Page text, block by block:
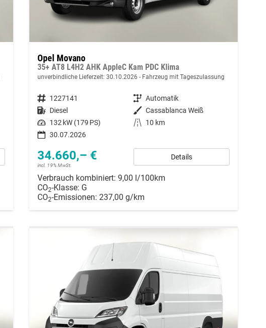
Opel Movano
35+ AT8 L4H2 AHK AppleC Kam PDC Klima
unverbindliche Lieferzeit: 30.10.2026 Fahrzeug mit Tageszulassung
Fahrzeugnummer 1227141 Getriebe Automatik
Kraftstoff Diesel Außenfarbe Cassablanca Weiß
Leistung 132 kW (179 PS) Kilometerstand
10 km
30.07.2026
34.660,– €
incl. 19% MwSt.
Details
Verbrauch kombiniert: 9,00 l/100km
CO2-Klasse: G
CO2-Emissionen: 237,00 g/km